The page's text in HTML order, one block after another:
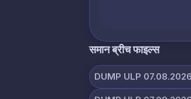
समान ब्रीच फाइल्स
DUMP ULP